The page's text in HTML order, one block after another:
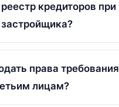
кредиторов при
права требования
лицам?